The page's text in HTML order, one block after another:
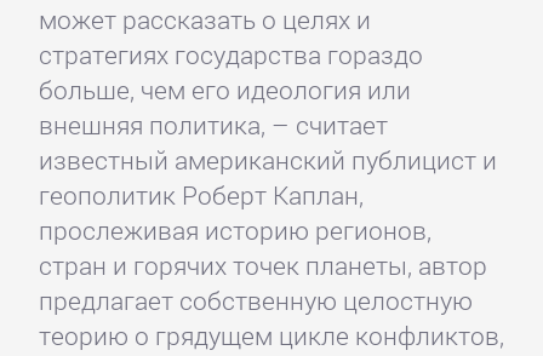
может рассказать о целях и
стратегиях государства гораздо
больше, чем его идеология или
внешняя политика, – считает
известный американский публицист и
геополитик Роберт Каплан,
прослеживая историю регионов,
стран и горячих точек планеты, автор
предлагает собственную целостную
теорию о грядущем цикле конфликтов,